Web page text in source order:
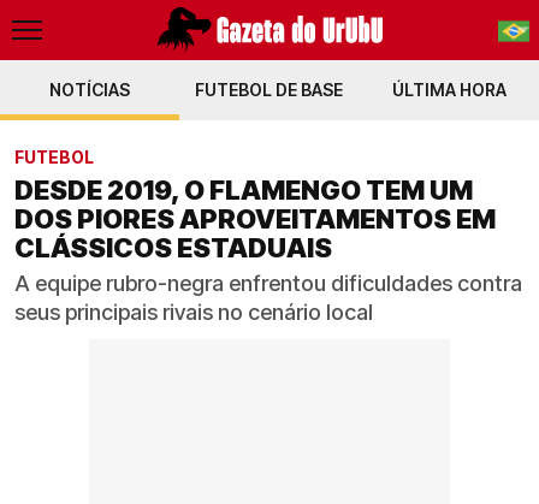
PT-BR
NOTÍCIAS FUTEBOL DE BASE ÚLTIMA HORA
FUTEBOL
DESDE 2019, O FLAMENGO TEM UM
DOS PIORES APROVEITAMENTOS EM
CLÁSSICOS ESTADUAIS
A equipe rubro-negra enfrentou dificuldades contra
seus principais rivais no cenário local